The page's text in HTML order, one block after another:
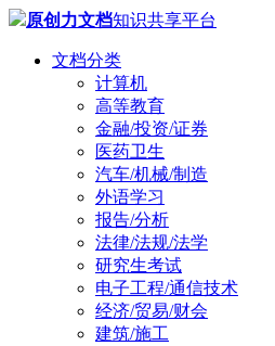
原创力文档知识共享平台
文档分类
计算机
高等教育
金融/投资/证券
医药卫生
汽车/机械/制造
外语学习
报告/分析
法律/法规/法学
研究生考试
电子工程/通信技术
经济/贸易/财会
建筑/施工